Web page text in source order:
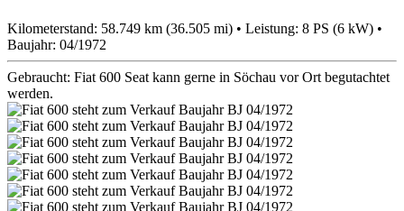
Kilometerstand: 58.749 km (36.505 mi) • Leistung: 8 PS (6 kW) •
Baujahr: 04/1972
Gebraucht: Fiat 600 Seat kann gerne in Söchau vor Ort begutachtet
werden.